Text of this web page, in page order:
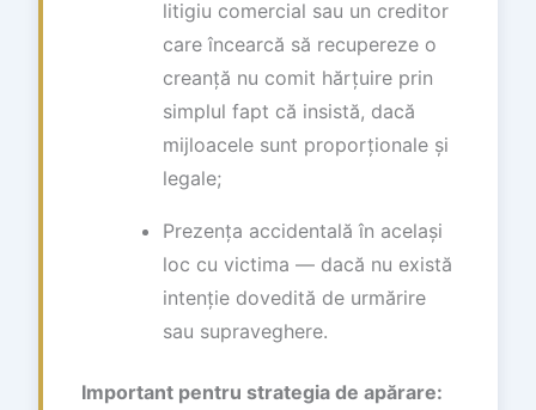
litigiu comercial sau un creditor
care încearcă să recupereze o
creanță nu comit hărțuire prin
simplul fapt că insistă, dacă
mijloacele sunt proporționale și
legale;
Prezența accidentală în același
loc cu victima — dacă nu există
intenție dovedită de urmărire
sau supraveghere.
Important pentru strategia de apărare: